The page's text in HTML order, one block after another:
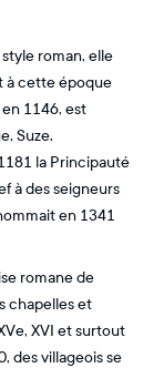
roman, elle
à cette époque
1146, est
Suze.
la Principauté
à des seigneurs
en 1341
romane de
chapelles et
XVI et surtout
des villageois se